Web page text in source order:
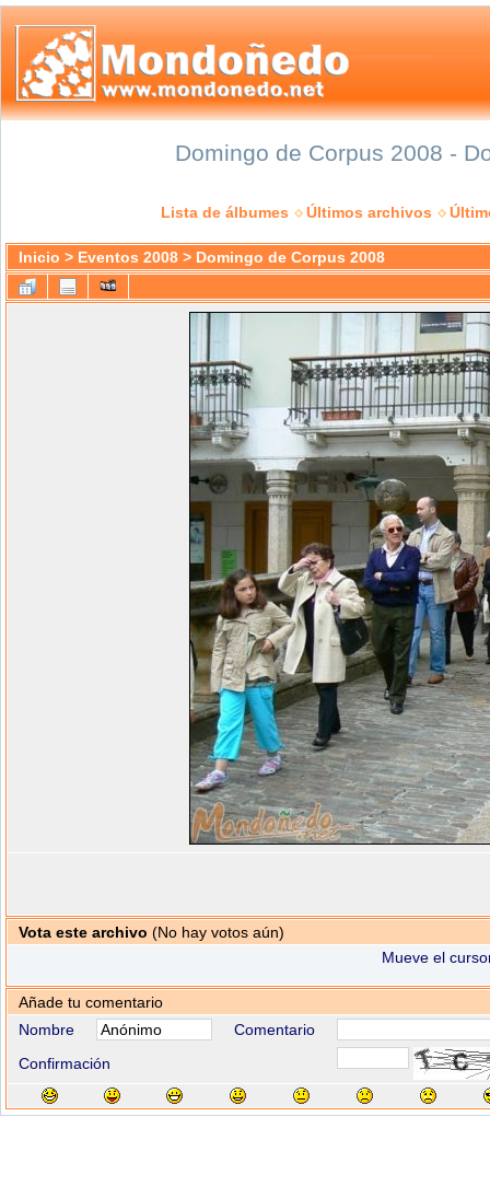
Domingo de Corpus 2008 -
Lista de álbumes Últimos archivos
Inicio > Eventos 2008 > Domingo de Corpus 2008
Vota este archivo (No hay votos aún)
Mueve el
Añade tu comentario
Nombre
Comentario
Confirmación